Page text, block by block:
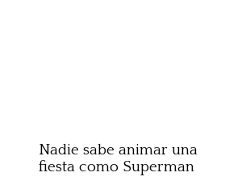
Nadie sabe animar una
fiesta como Superman